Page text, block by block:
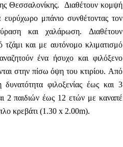
Θεσσαλονίκης. Διαθέτουν κομψή
ευρύχωρο μπάνιο συνθέτοντας τον
και χαλάρωση. Διαθέτουν
και με αυτόνομο κλιματισμό
ένα ήσυχο και φιλόξενο
στην πίσω όψη του κτιρίου. Από
φιλοξενίας έως και 3
2 παιδιών έως 12 ετών με καναπέ
κρεβάτι (1.30 x 2.00m).